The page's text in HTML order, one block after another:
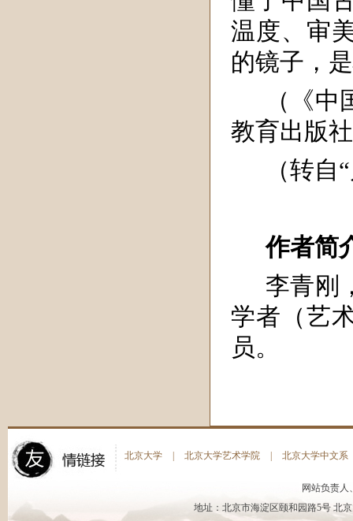
温度、审
的镜子，
（《
教育出版
（转
作者简
李青刚
学者（艺
员。
北京大学 北京大学艺术学院 北京大学中文系
网站负责
地址：北京市海淀区颐和园路5号 北